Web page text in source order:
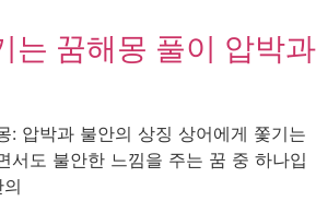
는 꿈해몽 풀이 압박과
: 압박과 불안의 상징 상어에게 쫓기는
서도 불안한 느낌을 주는 꿈 중 하나입